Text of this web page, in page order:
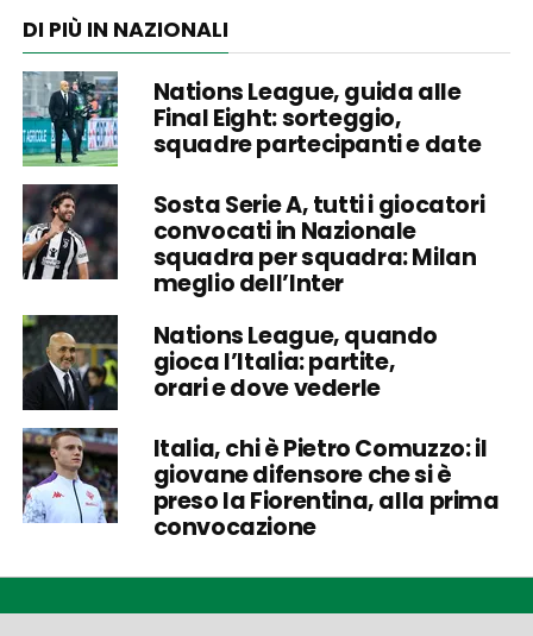
DI PIÙ IN NAZIONALI
Nations League, guida alle
Final Eight: sorteggio,
squadre partecipanti e date
Sosta Serie A, tutti i giocatori
convocati in Nazionale
squadra per squadra: Milan
meglio dell’Inter
Nations League, quando
gioca l’Italia: partite,
orari e dove vederle
Italia, chi è Pietro Comuzzo: il
giovane difensore che si è
preso la Fiorentina, alla prima
convocazione